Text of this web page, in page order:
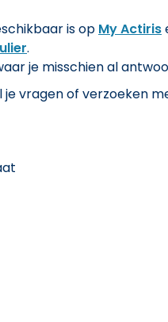
is op My Actiris
.
je misschien al
je vragen of verzoeken